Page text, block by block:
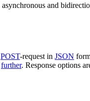
and
POST-request in JSON
further. Response options